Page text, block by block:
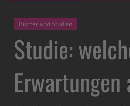
Bücher und Studien
Studie:
Erwartungen